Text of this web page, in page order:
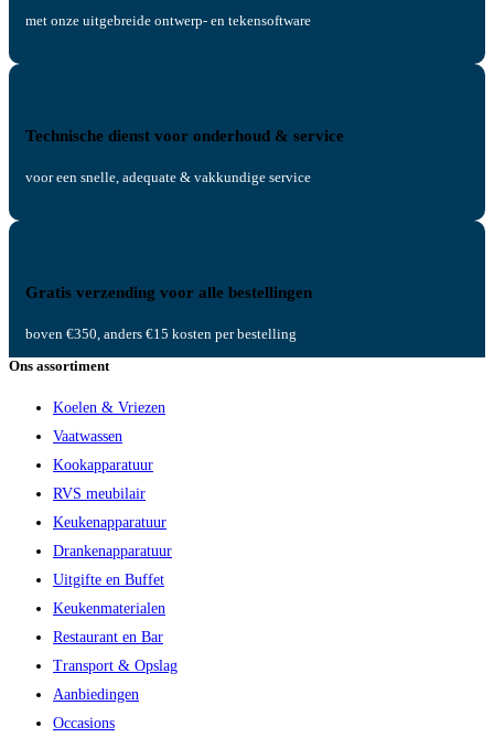
met onze uitgebreide ontwerp- en tekensoftware
Technische dienst voor onderhoud & service
voor een snelle, adequate & vakkundige service
Gratis verzending voor alle bestellingen
boven €350, anders €15 kosten per bestelling
Ons assortiment
Koelen & Vriezen
Vaatwassen
Kookapparatuur
RVS meubilair
Keukenapparatuur
Drankenapparatuur
Uitgifte en Buffet
Keukenmaterialen
Restaurant en Bar
Transport & Opslag
Aanbiedingen
Occasions